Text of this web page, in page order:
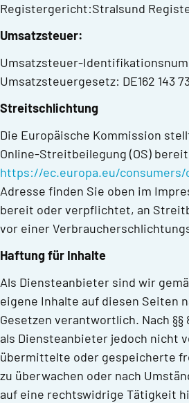
Registergericht:Stralsund
Umsatzsteuer:
Umsatzsteuer-
Umsatzsteuergesetz: DE162 143
Streitschlichtung
Die Europäische Kommission
Online-Streitbeilegung (OS)
https://ec.europa.eu/consumers/
Adresse finden Sie oben im
bereit oder verpflichtet, an
vor einer
Haftung für Inhalte
Als Diensteanbieter sind wir
eigene Inhalte auf diesen Seiten
Gesetzen verantwortlich. Nach §§
als Diensteanbieter jedoch nicht
übermittelte oder gespeicherte
zu überwachen oder nach
auf eine rechtswidrige Tätigkeit